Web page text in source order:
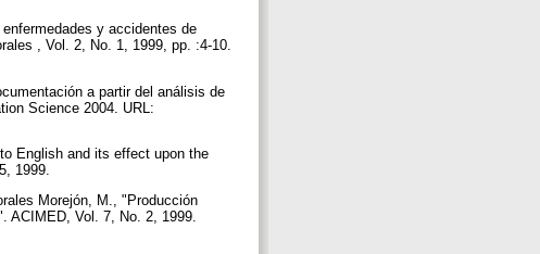
y accidentes de
, Vol. 2, No. 1, 1999, pp. :4-10.
a partir del análisis de
Science 2004. URL:
English and its effect upon the
1999.
Morejón, M., "Producción
ACIMED, Vol. 7, No. 2, 1999.